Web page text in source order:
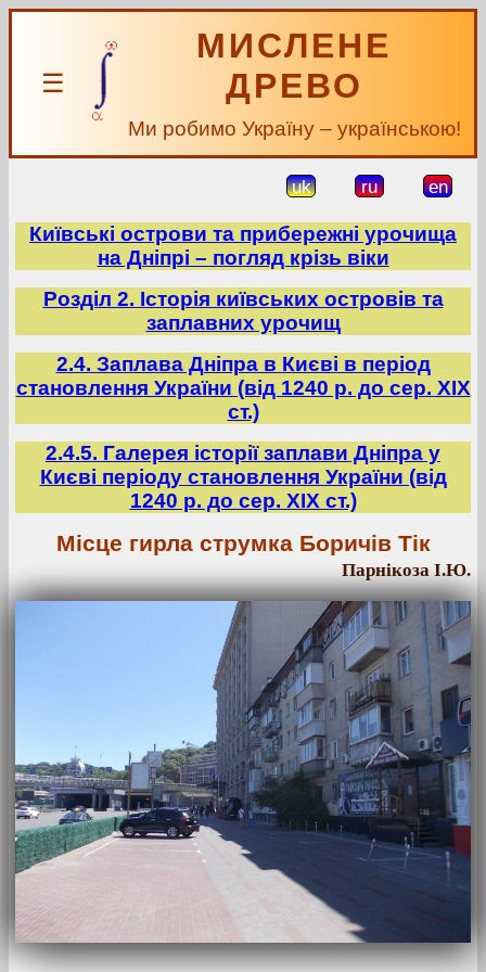
☰
МИСЛЕНЕ
ДРЕВО
Ми робимо Україну – українською!
uk ru en
Київські острови та прибережні урочища
на Дніпрі – погляд крізь віки
Розділ 2. Історія київських островів та
заплавних урочищ
2.4. Заплава Дніпра в Києві в період
становлення України (від 1240 р. до сер. ХІХ
ст.)
2.4.5. Галерея історії заплави Дніпра у
Києві періоду становлення України (від
1240 р. до сер. ХІХ ст.)
Місце гирла струмка Боричів Тік
Парнікоза І.Ю.